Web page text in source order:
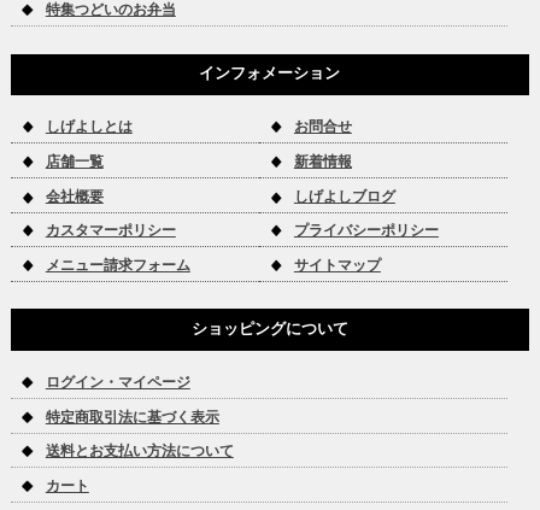
特集つどいのお弁当
インフォメーション
しげよしとは お問合せ
店舗一覧 新着情報
会社概要 しげよしブログ
カスタマーポリシー プライバシーポリシー
メニュー請求フォーム サイトマップ
ショッピングについて
ログイン・マイページ
特定商取引法に基づく表示
送料とお支払い方法について
カート